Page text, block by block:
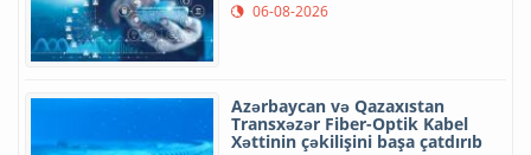
06-08-2026
Azərbaycan və Qazaxıstan
Transxəzər Fiber-Optik Kabel
Xəttinin çəkilişini başa çatdırıb